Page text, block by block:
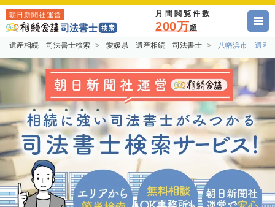
朝日新聞社運営 月間閲覧件数
200万超
遺産相続 司法書士検索 愛媛県 遺産相続 司法書士 八幡浜市 遺産